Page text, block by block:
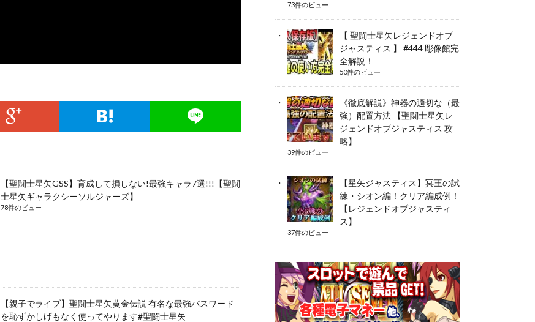
【聖闘士星矢GSS】育成して損しない!最強キャラ7選!!!【聖闘
士星矢ギャラクシーソルジャーズ】
78件のビュー
【親子でライブ】聖闘士星矢黄金伝説 有名な最強パスワード
を恥ずかしげもなく使ってやります#聖闘士星矢
73件のビュー
【 聖闘士星矢レジェンドオブ
ジャスティス 】 #444 彫像館完
全解説！
50件のビュー
《徹底解説》神器の適切な（最
強）配置方法 【聖闘士星矢レ
ジェンドオブジャスティス 攻
略】
39件のビュー
【星矢ジャスティス】冥王の試
練・シオン編！クリア編成例！
【レジェンドオブジャスティ
ス】
37件のビュー